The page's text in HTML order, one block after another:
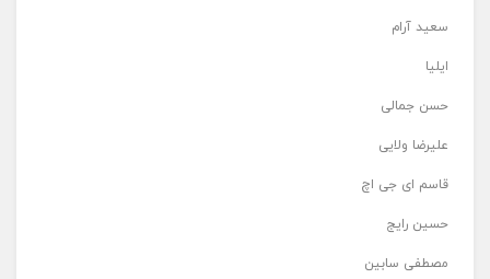
سعید آرام
ایلیا
حسن جمالی
علیرضا ولایی
قاسم ای جی اچ
حسین رایج
مصطفی سابین